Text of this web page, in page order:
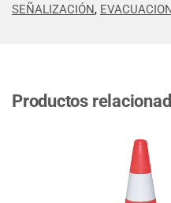
SEÑALIZACIÓN,
Productos